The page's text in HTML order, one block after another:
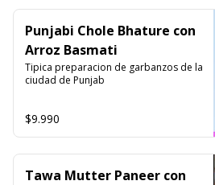
Punjabi Chole Bhature con
Arroz Basmati
Tipica preparacion de garbanzos de la
ciudad de Punjab
$9.990
Tawa Mutter Paneer con